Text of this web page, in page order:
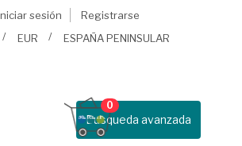
sesión
Registrarse
EUR ESPAÑA PENINSULAR
Busqueda avanzada
0